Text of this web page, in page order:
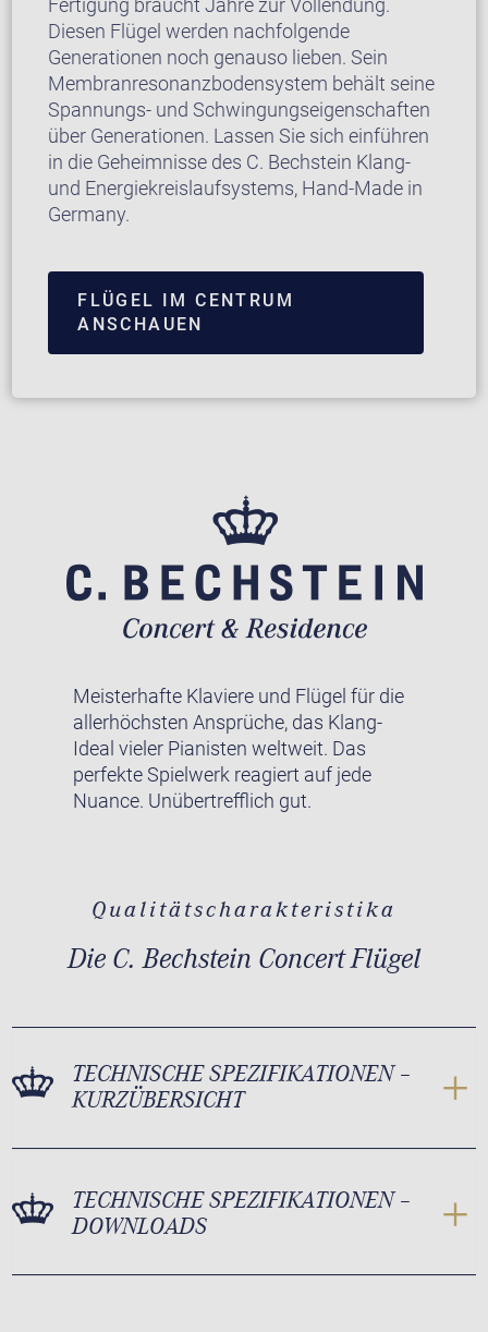
Diesen Flügel werden nachfolgende
Generationen noch genauso lieben. Sein
Membranresonanzbodensystem behält seine
Spannungs- und Schwingungseigenschaften
über Generationen. Lassen Sie sich einführen
in die Geheimnisse des C. Bechstein Klang-
und Energiekreislaufsystems, Hand-Made in
Germany.
FLÜGEL IM CENTRUM
ANSCHAUEN
Meisterhafte Klaviere und Flügel für die
allerhöchsten Ansprüche, das Klang-
Ideal vieler Pianisten weltweit. Das
perfekte Spielwerk reagiert auf jede
Nuance. Unübertrefflich gut.
Qualitätscharakteristika
Die C. Bechstein Concert Flügel
TECHNISCHE SPEZIFIKATIONEN –
KURZÜBERSICHT
TECHNISCHE SPEZIFIKATIONEN –
DOWNLOADS